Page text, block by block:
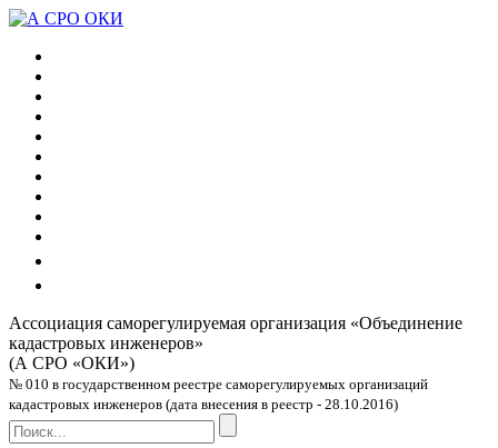
Ассоциация саморегулируемая организация «Объединение
кадастровых инженеров»
(А СРО «ОКИ»)
№ 010 в государственном реестре саморегулируемых организаций
кадастровых инженеров (дата внесения в реестр - 28.10.2016)